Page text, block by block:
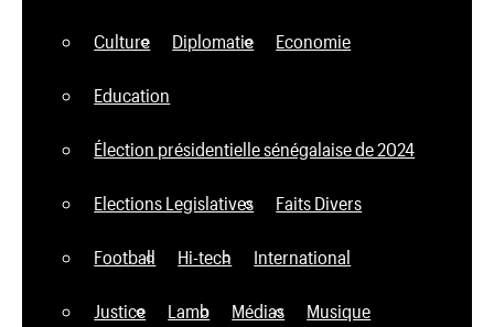
Culture Diplomatie Economie
Education
Élection présidentielle sénégalaise de 2024
Elections Legislatives Faits Divers
Football Hi-tech International
Justice Lamb Médias Musique